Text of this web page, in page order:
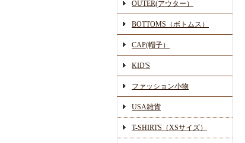
OUTER(アウター）
BOTTOMS（ボトムス）
CAP(帽子）
KID'S
ファッション小物
USA雑貨
T-SHIRTS（XSサイズ）